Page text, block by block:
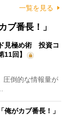
一覧を見る
ブ番長！」
見極め術 投資コ
11回】
圧倒的な情報量が
がカブ番長！」